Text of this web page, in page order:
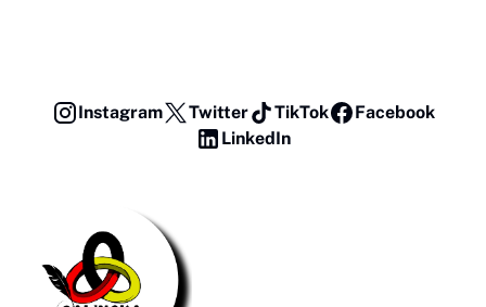
Instagram Twitter TikTok
Facebook
LinkedIn